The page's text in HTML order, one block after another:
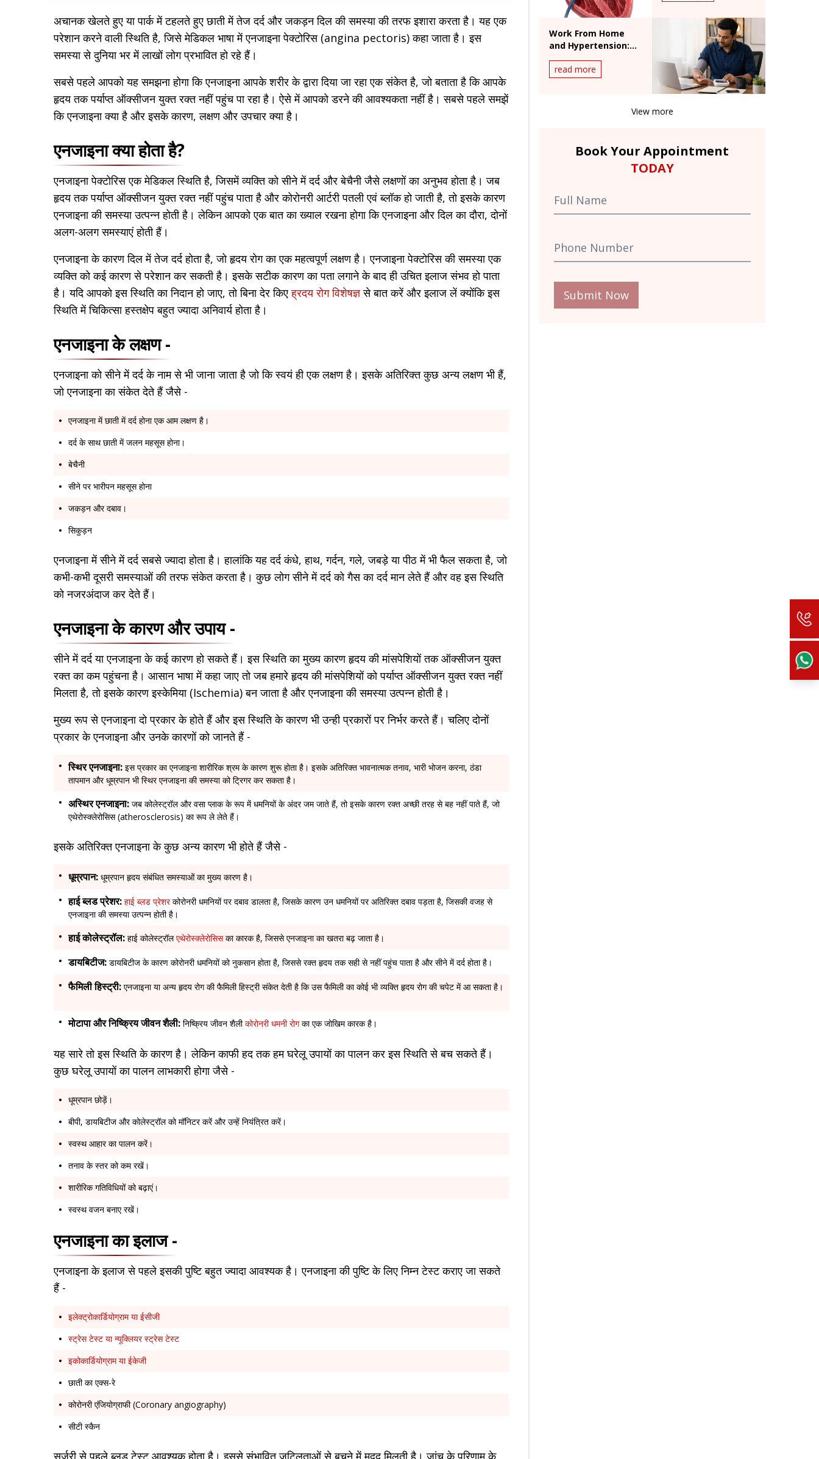
अचानक खेलते हुए या पार्क में टहलते हुए छाती में तेज दर्द और जकड़न दिल की समस्या की तरफ इशारा करता है। यह एक
परेशान करने वाली स्थिति है, जिसे मेडिकल भाषा में एनजाइना पेक्टोरिस (angina pectoris) कहा जाता है। इस
समस्या से दुनिया भर में लाखों लोग प्रभावित हो रहे हैं।
सबसे पहले आपको यह समझना होगा कि एनजाइना आपके शरीर के द्वारा दिया जा रहा एक संकेत है, जो बताता है कि आपके
हृदय तक पर्याप्त ऑक्सीजन युक्त रक्त नहीं पहुंच पा रहा है। ऐसे में आपको डरने की आवश्यकता नहीं है। सबसे पहले समझें
कि एनजाइना क्या है और इसके कारण, लक्षण और उपचार क्या है।
एनजाइना क्या होता है?
एनजाइना पेक्टोरिस एक मेडिकल स्थिति है, जिसमें व्यक्ति को सीने में दर्द और बेचैनी जैसे लक्षणों का अनुभव होता है। जब
हृदय तक पर्याप्त ऑक्सीजन युक्त रक्त नहीं पहुंच पाता है और कोरोनरी आर्टरी पतली एवं ब्लॉक हो जाती है, तो इसके कारण
एनजाइना की समस्या उत्पन्न होती है। लेकिन आपको एक बात का ख्याल रखना होगा कि एनजाइना और दिल का दौरा, दोनों
अलग-अलग समस्याएं होती हैं।
एनजाइना के कारण दिल में तेज दर्द होता है, जो हृदय रोग का एक महत्वपूर्ण लक्षण है। एनजाइना पेक्टोरिस की समस्या एक
व्यक्ति को कई कारण से परेशान कर सकती है। इसके सटीक कारण का पता लगाने के बाद ही उचित इलाज संभव हो पाता
है। यदि आपको इस स्थिति का निदान हो जाए, तो बिना देर किएह्रदय रोग विशेषज्ञसे बात करें और इलाज लें क्योंकि इस
स्थिति में चिकित्सा हस्तक्षेप बहुत ज्यादा अनिवार्य होता है।
एनजाइना के लक्षण -
एनजाइना को सीने में दर्द के नाम से भी जाना जाता है जो कि स्वयं ही एक लक्षण है। इसके अतिरिक्त कुछ अन्य लक्षण भी हैं,
जो एनजाइना का संकेत देते हैं जैसे -
एनजाइना में छाती में दर्द होना एक आम लक्षण है।
दर्द के साथ छाती में जलन महसूस होना।
बेचैनी
सीने पर भारीपन महसूस होना
जकड़न और दबाव।
सिकुड़न
एनजाइना में सीने में दर्द सबसे ज्यादा होता है। हालांकि यह दर्द कंधे, हाथ, गर्दन, गले, जबड़े या पीठ में भी फैल सकता है, जो
कभी-कभी दूसरी समस्याओं की तरफ संकेत करता है। कुछ लोग सीने में दर्द को गैस का दर्द मान लेते हैं और वह इस स्थिति
को नजरअंदाज कर देते हैं।
एनजाइना के कारण और उपाय -
सीने में दर्द या एनजाइना के कई कारण हो सकते हैं। इस स्थिति का मुख्य कारण हृदय की मांसपेशियों तक ऑक्सीजन युक्त
रक्त का कम पहुंचना है। आसान भाषा में कहा जाए तो जब हमारे हृदय की मांसपेशियों को पर्याप्त ऑक्सीजन युक्त रक्त नहीं
मिलता है, तो इसके कारण इस्केमिया (Ischemia) बन जाता है और एनजाइना की समस्या उत्पन्न होती है।
मुख्य रूप से एनजाइना दो प्रकार के होते हैं और इस स्थिति के कारण भी उन्ही प्रकारों पर निर्भर करते हैं। चलिए दोनों
प्रकार के एनजाइना और उनके कारणों को जानते हैं -
स्थिर एनजाइना: इस प्रकार का एनजाइना शारीरिक श्रम के कारण शुरू होता है। इसके अतिरिक्त भावनात्मक तनाव, भारी भोजन करना, ठंडा
तापमान और धूम्रपान भी स्थिर एनजाइना की समस्या को ट्रिगर कर सकता है।
अस्थिर एनजाइना: जब कोलेस्ट्रॉल और वसा प्लाक के रूप में धमनियों के अंदर जम जाते हैं, तो इसके कारण रक्त अच्छी तरह से बह नहीं पाते हैं, जो
एथेरोस्क्लेरोसिस (atherosclerosis) का रूप ले लेते हैं।
इसके अतिरिक्त एनजाइना के कुछ अन्य कारण भी होते हैं जैसे -
धूम्रपान: धूम्रपान हृदय संबंधित समस्याओं का मुख्य कारण है।
हाई ब्लड प्रेशर: हाई ब्लड प्रेशरकोरोनरी धमनियों पर दबाव डालता है, जिसके कारण उन धमनियों पर अतिरिक्त दबाव पड़ता है, जिसकी वजह से
एनजाइना की समस्या उत्पन्न होती है।
हाई कोलेस्ट्रॉल: हाई कोलेस्ट्रॉलएथेरोस्क्लेरोसिसका कारक है, जिससे एनजाइना का खतरा बढ़ जाता है।
डायबिटीज: डायबिटीज के कारण कोरोनरी धमनियों को नुकसान होता है, जिससे रक्त हृदय तक सही से नहीं पहुंच पाता है और सीने में दर्द होता है।
फैमिली हिस्ट्री: एनजाइना या अन्य हृदय रोग की फैमिली हिस्ट्री संकेत देती है कि उस फैमिली का कोई भी व्यक्ति हृदय रोग की चपेट में आ सकता है।
मोटापा और निष्क्रिय जीवन शैली: निष्क्रिय जीवन शैलीकोरोनरी धमनी रोगका एक जोखिम कारक है।
यह सारे तो इस स्थिति के कारण है। लेकिन काफी हद तक हम घरेलू उपायों का पालन कर इस स्थिति से बच सकते हैं।
कुछ घरेलू उपायों का पालन लाभकारी होगा जैसे -
धूम्रपान छोड़ें।
बीपी, डायबिटीज और कोलेस्ट्रॉल को मॉनिटर करें और उन्हें नियंत्रित करें।
स्वस्थ आहार का पालन करें।
तनाव के स्तर को कम रखें।
शारीरिक गतिविधियों को बढ़ाएं।
स्वस्थ वजन बनाए रखें।
एनजाइना का इलाज -
एनजाइना के इलाज से पहले इसकी पुष्टि बहुत ज्यादा आवश्यक है। एनजाइना की पुष्टि के लिए निम्न टेस्ट कराए जा सकते
हैं -
इलेक्ट्रोकार्डियोग्राम या ईसीजी
स्ट्रेस टेस्ट या न्यूक्लियर स्ट्रेस टेस्ट
इकोकार्डियोग्राम या ईकेजी
छाती का एक्स-रे
कोरोनरी एंजियोग्राफी (Coronary angiography)
सीटी स्कैन
सर्जरी से पहले ब्लड टेस्ट आवश्यक होता है। इससे संभावित जटिलताओं से बचने में मदद मिलती है। जांच के परिणाम के
Work From Home
and Hypertension:
Risk
read more
View more
Book Your Appointment
TODAY
Submit Now